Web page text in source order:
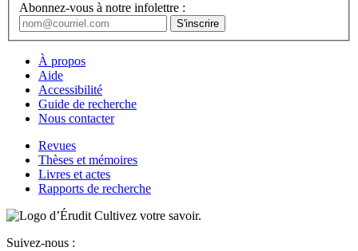
Abonnez-vous à notre infolettre :
À propos
Aide
Accessibilité
Guide de recherche
Nous contacter
Revues
Thèses et mémoires
Livres et actes
Rapports de recherche
Cultivez votre savoir.
Suivez-nous :